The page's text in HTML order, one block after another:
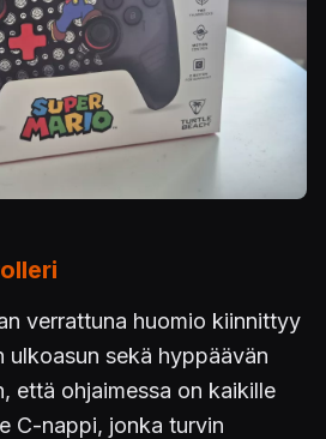
verrattuna huomio kiinnittyy
ulkoasun sekä hyppäävän
että ohjaimessa on kaikille
C-nappi, jonka turvin